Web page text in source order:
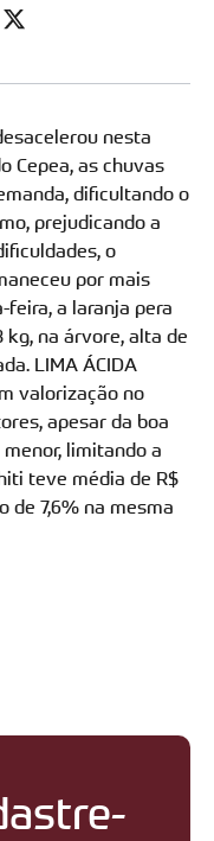
nesta
Cepea, as chuvas
dificultando o
prejudicando a
o
por mais
feira, a laranja pera
kg, na árvore, alta de
LIMA ÁCIDA
valorização no
apesar da boa
limitando a
teve média de R$
de 7,6% na mesma